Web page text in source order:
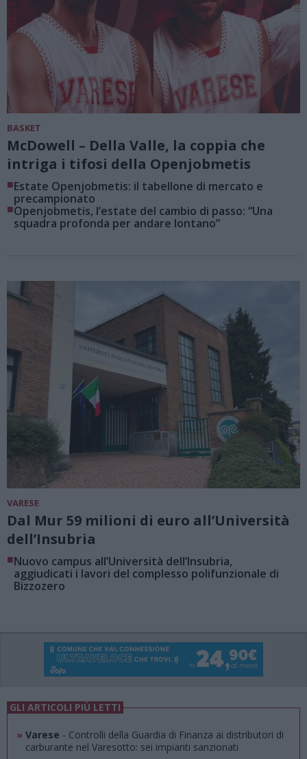
BASKET
McDowell – Della Valle, la coppia che
intriga i tifosi della Openjobmetis
■Estate Openjobmetis: il tabellone di mercato e
precampionato
■Openjobmetis, l’estate del cambio di passo: “Una
squadra profonda per andare lontano”
VARESE
Dal Mur 59 milioni di euro all’Università
dell’Insubria
■Nuovo campus all’Università dell’Insubria,
aggiudicati i lavori del complesso polifunzionale di
Bizzozero
GLI ARTICOLI PIÙ LETTI
» Varese - Controlli della Guardia di Finanza ai distributori di
carburante nel Varesotto: sei impianti sanzionati